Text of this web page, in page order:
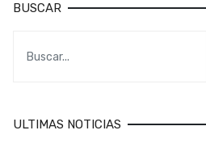
BUSCAR
ULTIMAS NOTICIAS